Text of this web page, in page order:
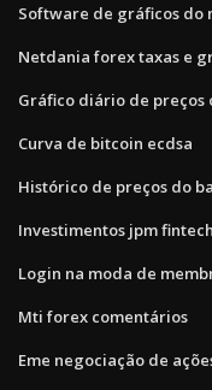
Software de gráficos do
Netdania forex taxas e
Gráfico diário de preços
Curva de bitcoin ecdsa
Histórico de preços do
Investimentos jpm fintech
Login na moda de
Mti forex comentários
Eme negociação de